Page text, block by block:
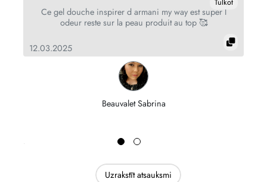
Tulkot
Ce gel douche inspirer d armani my way est super l
odeur reste sur la peau produit au top 🥰
12.03.2025
Beauvalet Sabrina
Uzrakstīt atsauksmi